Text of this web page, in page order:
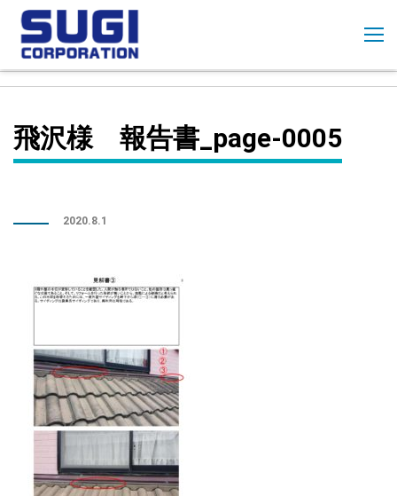
ン
飛沢様 報告書_page-0005
2020.8.1